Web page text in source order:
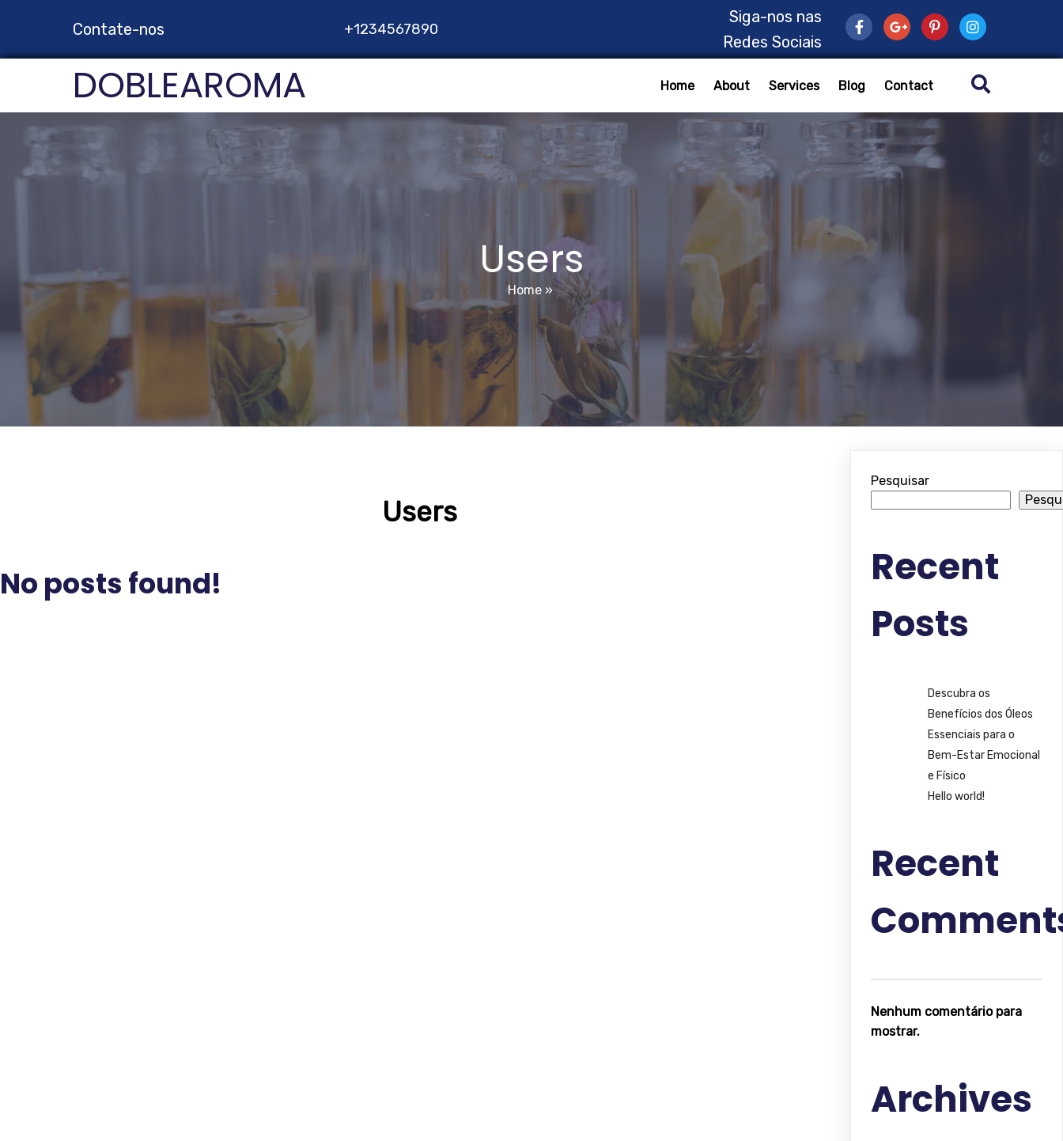
Contate-nos +1234567890
Siga-nos nas
Redes Sociais
DOBLEAROMA Home About Services Blog Contact
Users
Home»
Users
No posts found!
Pesquisar
Recent
Posts
Descubra os
Benefícios dos Óleos
Essenciais para o
Bem-Estar Emocional
e Físico
Hello world!
Recent
Nenhum comentário para
mostrar.
Archives